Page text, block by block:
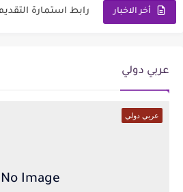
أخر الاخبار
عربي دولي
عربي دولي